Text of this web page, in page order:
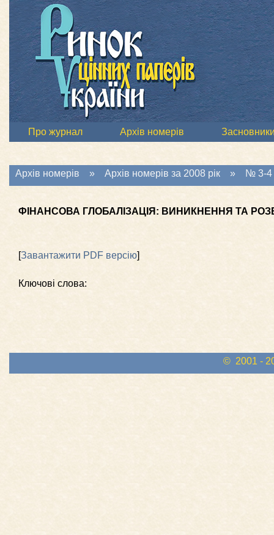
Про журнал Архів номерів
Архів номерів » Архів номерів за 2008 рік » № 3-4
ФІНАНСОВА ГЛОБАЛІЗАЦІЯ: ВИНИКНЕННЯ ТА
[Завантажити PDF версію]
Ключові слова:
© 2001 -